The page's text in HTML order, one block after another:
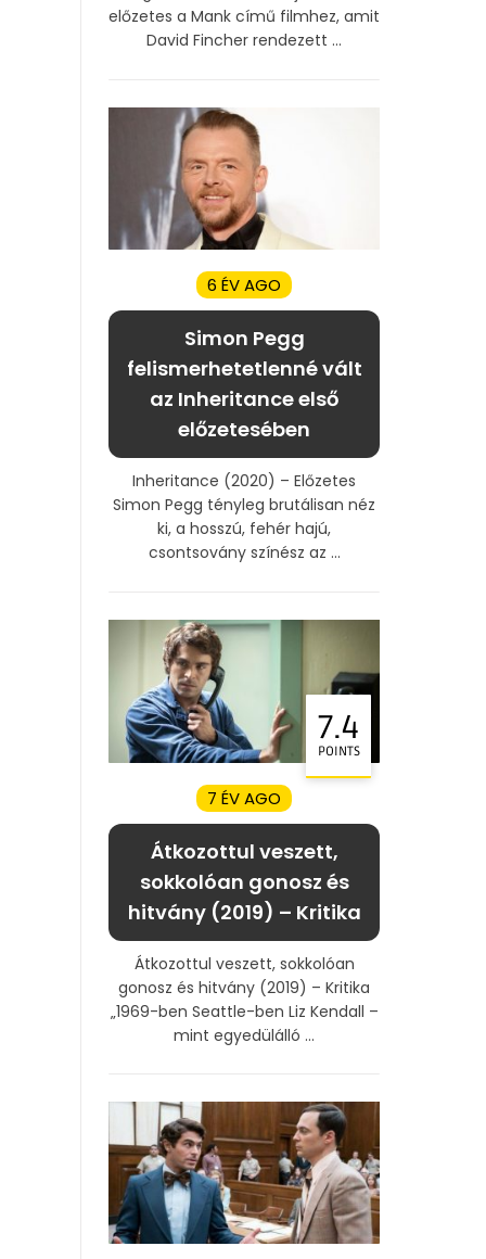
előzetes a Mank című filmhez, amit
David Fincher rendezett ...
6 ÉV AGO
Simon Pegg
felismerhetetlenné vált
az Inheritance első
előzetesében
Inheritance (2020) – Előzetes
Simon Pegg tényleg brutálisan néz
ki, a hosszú, fehér hajú,
csontsovány színész az ...
7.4
POINTS
7 ÉV AGO
Átkozottul veszett,
sokkolóan gonosz és
hitvány (2019) – Kritika
Átkozottul veszett, sokkolóan
gonosz és hitvány (2019) – Kritika
„1969-ben Seattle-ben Liz Kendall –
mint egyedülálló ...